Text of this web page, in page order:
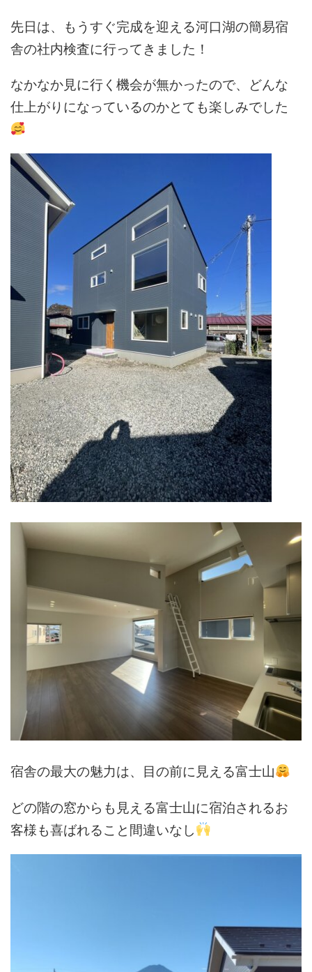
先日は、もうすぐ完成を迎える河口湖の簡易宿
舎の社内検査に行ってきました！
なかなか見に行く機会が無かったので、どんな
仕上がりになっているのかとても楽しみでした
宿舎の最大の魅力は、目の前に見える富士山
どの階の窓からも見える富士山に宿泊されるお
客様も喜ばれること間違いなし